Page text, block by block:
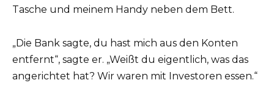
Tasche und meinem Handy neben dem Bett.
„Die Bank sagte, du hast mich aus den Konten
entfernt“, sagte er. „Weißt du eigentlich, was das
angerichtet hat? Wir waren mit Investoren essen.“